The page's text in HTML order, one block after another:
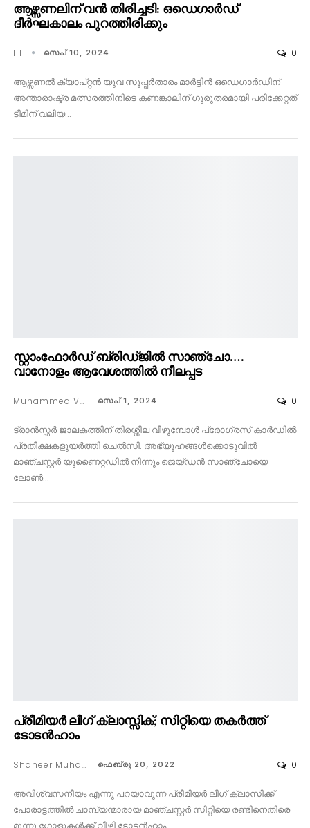
ആഴ്സണലിന് വൻ തിരിച്ചടി: ഒഡെഗാർഡ്
ദീർഘകാലം പുറത്തിരിക്കും
FT സെപ് 10, 2024 0
ആഴ്സണൽ ക്യാപ്റ്റൻ യുവ സൂപ്പർതാരം മാർട്ടിൻ ഒഡെഗാർഡിന്
അന്താരാഷ്ട്ര മത്സരത്തിനിടെ കണങ്കാലിന് ഗുരുതരമായി പരിക്കേറ്റത്
ടീമിന് വലിയ…
സ്റ്റാംഫോർഡ് ബ്രിഡ്ജിൽ സാഞ്ചോ….
വാനോളം ആവേശത്തിൽ നീലപ്പട
Muhammed Vaseem സെപ് 1, 2024 0
ട്രാൻസ്ഫർ ജാലകത്തിന് തിരശ്ശീല വീഴുമ്പോൾ പ്രോഗ്രസ് കാർഡിൽ
പ്രതീക്ഷകളുയർത്തി ചെൽസി. അഭ്യൂഹങ്ങൾക്കൊടുവിൽ
മാഞ്ചസ്റ്റർ യുണൈറ്റഡിൽ നിന്നും ജെയ്ഡൻ സാഞ്ചോയെ
ലോൺ…
പ്രീമിയർ ലീഗ് ക്ലാസ്സിക്; സിറ്റിയെ തകർത്ത്
ടോടൻഹാം
Shaheer Muhammed ഫെബ്രു 20, 2022 0
അവിശ്വസനീയം എന്നു പറയാവുന്ന പ്രീമിയർ ലീഗ് ക്ലാസിക്ക്
പോരാട്ടത്തിൽ ചാമ്പ്യന്മാരായ മാഞ്ചസ്റ്റർ സിറ്റിയെ രണ്ടിനെതിരെ
മൂന്നു ഗോളുകൾക്ക് വീഴ്ത്തി ടോട്ടൻഹാം…